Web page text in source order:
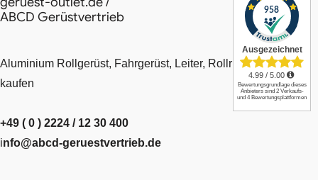
ABCD Gerüstvertrieb
Aluminium Rollgerüst, Fahrgerüst, Leiter, Rollrüstung mieten -
kaufen
+49 ( 0 ) 2224 / 12 30 400
info@abcd-geruestvertrieb.de